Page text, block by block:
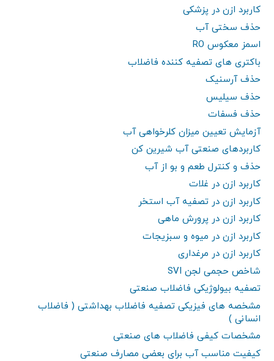
کاربرد ازن در پزشکی
حذف سختی آب
اسمز معکوس RO
باکتری های تصفیه کننده فاضلاب
حذف آرسنیک
حذف سیلیس
حذف فسفات
آزمایش تعیین میزان کلرخواهی آب
کاربردهای صنعتی آب شیرین کن
حذف و کنترل طعم و بو از آب
کاربرد ازن در غلات
کاربرد ازن در تصفیه آب استخر
کاربرد ازن در پرورش ماهی
کاربرد ازن در میوه و سبزیجات
کاربرد ازن در مرغداری
شاخص حجمی لجن SVI
تصفیه بیولوژیکی فاضلاب صنعتی
مشخصه های فیزیکی تصفیه فاضلاب بهداشتی ( فاضلاب
انسانی )
مشخصات کیفی فاضلاب های صنعتی
کیفیت مناسب آب برای بعضی مصارف صنعتی